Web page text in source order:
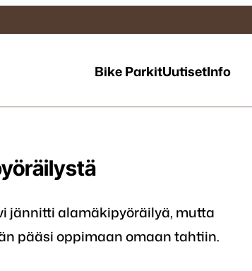
Bike ParkitUutisetInfo
jännitti alamäkipyöräilyä, mutta
pääsi oppimaan omaan tahtiin.